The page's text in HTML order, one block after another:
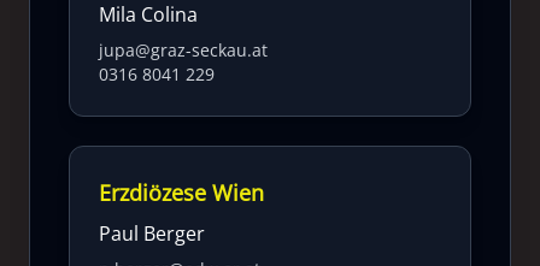
Mila Colina
jupa@graz-seckau.at
0316 8041 229
Erzdiözese Wien
Paul Berger